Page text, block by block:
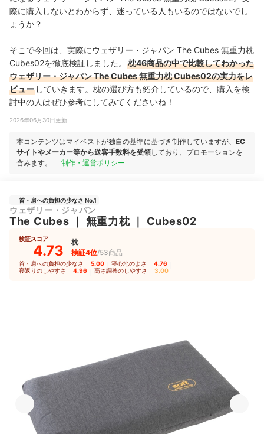
際に購入しないとわからず、迷っている人もいるのではないでし
ょうか？
そこで今回は、実際にウェザリー・ジャパン The Cubes 無重力枕
Cubes02を徹底検証しました。
枕46商品の中で比較してわかった
ウェザリー・ジャパン The Cubes 無重力枕 Cubes02の実力をレ
ビュー していきます。枕の選び方も紹介しているので、購入を検
討中の人はぜひ参考にしてみてくださいね！
2026年06月30日更新
本コンテンツはマイベストが独自の基準に基づき制作していますが、 EC
サイトやメーカー等から送客手数料を受領しており、プロモーションを
含みます。
制作・運営ポリシー
首・肩への負担の少なさ No.1
ウェザリー・ジャパン
The Cubes 無重力枕｜ Cubes02
検証スコア
4.73
枕
検証4位/53商品
首・肩への負担の少なさ 5.00 寝心地のよさ 4.76
寝返りのしやすさ 4.96 高さ調整のしやすさ 3.00